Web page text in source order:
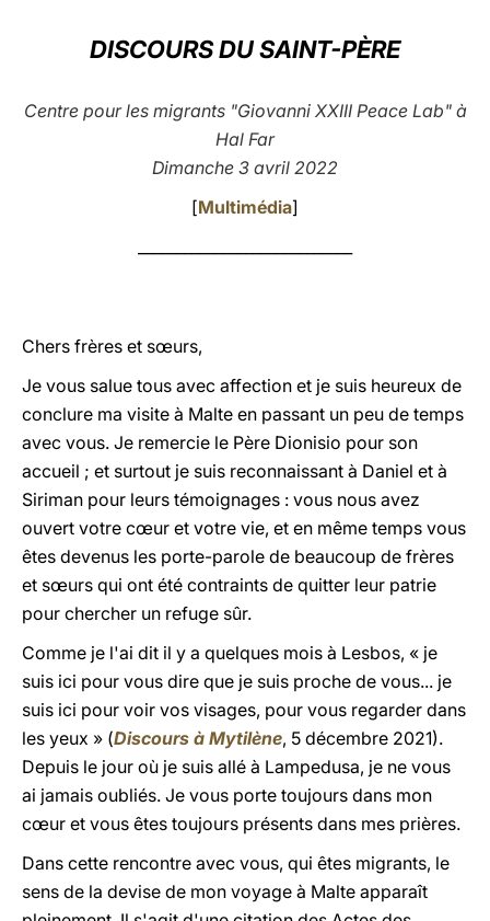
DISCOURS DU SAINT-PÈRE
Centre pour les migrants "Giovanni XXIII Peace Lab" à
Hal Far
Dimanche 3 avril 2022
[Multimédia]
Chers frères et sœurs,
Je vous salue tous avec affection et je suis heureux de
conclure ma visite à Malte en passant un peu de temps
avec vous. Je remercie le Père Dionisio pour son
accueil ; et surtout je suis reconnaissant à Daniel et à
Siriman pour leurs témoignages : vous nous avez
ouvert votre cœur et votre vie, et en même temps vous
êtes devenus les porte-parole de beaucoup de frères
et sœurs qui ont été contraints de quitter leur patrie
pour chercher un refuge sûr.
Comme je l'ai dit il y a quelques mois à Lesbos, « je
suis ici pour vous dire que je suis proche de vous... je
suis ici pour voir vos visages, pour vous regarder dans
les yeux » (Discours à Mytilène, 5 décembre 2021).
Depuis le jour où je suis allé à Lampedusa, je ne vous
ai jamais oubliés. Je vous porte toujours dans mon
cœur et vous êtes toujours présents dans mes prières.
Dans cette rencontre avec vous, qui êtes migrants, le
sens de la devise de mon voyage à Malte apparaît